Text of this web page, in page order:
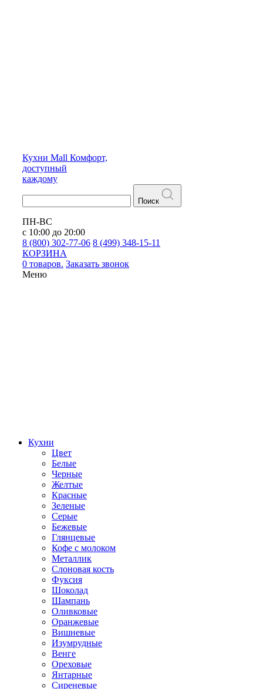
Кухни Mall Комфорт,
доступный
каждому
Поиск
ПН-ВС
с 10:00 до 20:00
8 (800) 302-77-06 8 (499) 348-15-11
КОРЗИНА
0 товаров. Заказать звонок
Меню
Кухни
Цвет
Белые
Черные
Желтые
Красные
Зеленые
Серые
Бежевые
Глянцевые
Кофе с молоком
Металлик
Слоновая кость
Фуксия
Шоколад
Шампань
Оливковые
Оранжевые
Вишневые
Изумрудные
Венге
Ореховые
Янтарные
Сиреневые